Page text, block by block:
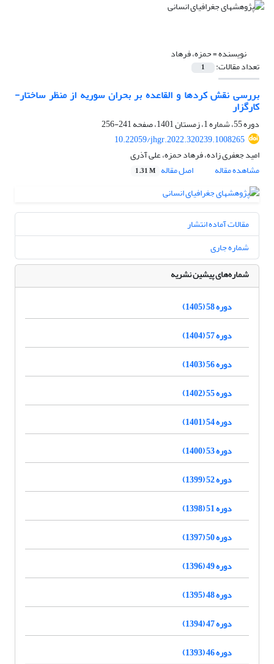
نویسنده =حمزه، فرهاد
تعداد مقالات: 1
بررسی نقش کردها و القاعده بر بحران سوریه از منظر ساختار-
کارگزار
دوره 55، شماره 1، زمستان 1401، صفحه
241-256
10.22059/jhgr.2022.320239.1008265
امید جعفری زاده، فرهاد حمزه، علی آذری
مشاهده مقاله
اصل مقاله 1.31 M
مقالات آماده انتشار
شماره جاری
شماره‌های پیشین نشریه
دوره 58 (1405)
دوره 57 (1404)
دوره 56 (1403)
دوره 55 (1402)
دوره 54 (1401)
دوره 53 (1400)
دوره 52 (1399)
دوره 51 (1398)
دوره 50 (1397)
دوره 49 (1396)
دوره 48 (1395)
دوره 47 (1394)
دوره 46 (1393)